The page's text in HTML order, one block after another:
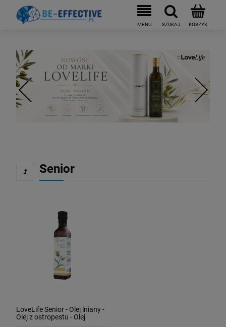
Senior
LoveLife Senior - Olej lniany -
Olej z ostropestu - Olej